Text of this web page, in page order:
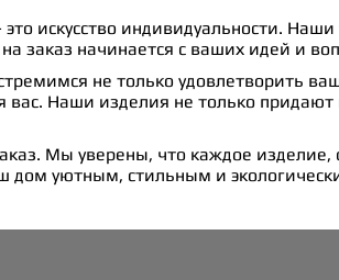
искусство индивидуальности.
заказ начинается с ваших идей
не только удовлетворить
Наши изделия не только придают
Мы уверены, что каждое
дом уютным, стильным и